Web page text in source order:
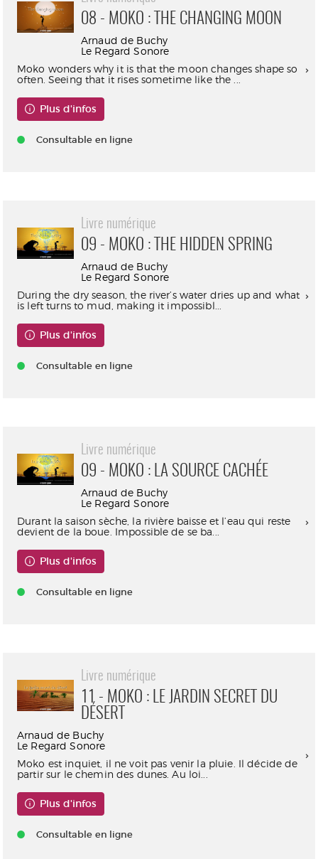
08 - MOKO : THE CHANGING MOON
Arnaud de Buchy
Le Regard Sonore
Moko wonders why it is that the moon changes shape so
often. Seeing that it rises sometime like the ...
Plus d'infos
Consultable en ligne
Livre numérique
09 - MOKO : THE HIDDEN SPRING
Arnaud de Buchy
Le Regard Sonore
During the dry season, the river’s water dries up and what
is left turns to mud, making it impossibl...
Plus d'infos
Consultable en ligne
Livre numérique
09 - MOKO : LA SOURCE CACHÉE
Arnaud de Buchy
Le Regard Sonore
Durant la saison sèche, la rivière baisse et l’eau qui reste
devient de la boue. Impossible de se ba...
Plus d'infos
Consultable en ligne
Livre numérique
11 - MOKO : LE JARDIN SECRET DU
DÉSERT
Arnaud de Buchy
Le Regard Sonore
Moko est inquiet, il ne voit pas venir la pluie. Il décide de
partir sur le chemin des dunes. Au loi...
Plus d'infos
Consultable en ligne